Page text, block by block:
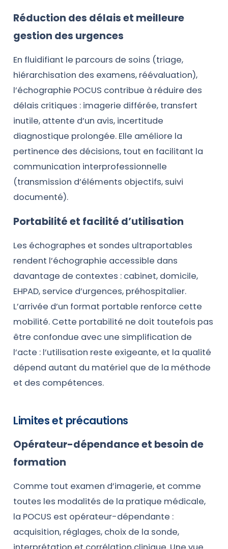
Réduction des délais et meilleure
gestion des urgences
En fluidifiant le parcours de soins (triage,
hiérarchisation des examens, réévaluation),
l’échographie POCUS contribue à réduire des
délais critiques : imagerie différée, transfert
inutile, attente d’un avis, incertitude
diagnostique prolongée. Elle améliore la
pertinence des décisions, tout en facilitant la
communication interprofessionnelle
(transmission d’éléments objectifs, suivi
documenté).
Portabilité et facilité d’utilisation
Les échographes et sondes ultraportables
rendent l’échographie accessible dans
davantage de contextes : cabinet, domicile,
EHPAD, service d’urgences, préhospitalier.
L’arrivée d’un format portable renforce cette
mobilité. Cette portabilité ne doit toutefois pas
être confondue avec une simplification de
l’acte : l’utilisation reste exigeante, et la qualité
dépend autant du matériel que de la méthode
et des compétences.
Limites et précautions
Opérateur-dépendance et besoin de
formation
Comme tout examen d’imagerie, et comme
toutes les modalités de la pratique médicale,
la POCUS est opérateur-dépendante :
acquisition, réglages, choix de la sonde,